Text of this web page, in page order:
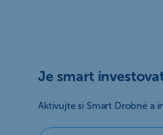
Je smart
Aktivujte si Smart Drobné a